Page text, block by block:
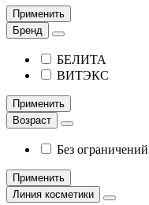
Применить
Бренд
БЕЛИТА
ВИТЭКС
Применить
Возраст
Без ограничений
Применить
Линия косметики